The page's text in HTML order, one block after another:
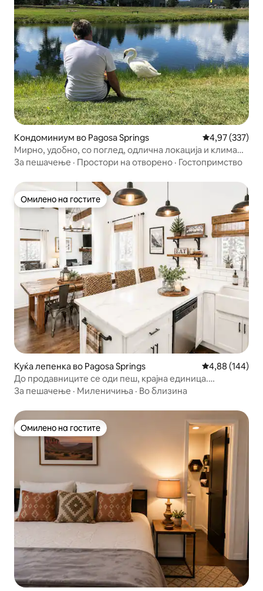
Кондоминиум во Pagosa Springs Просечна
4,97 (337)
Мирно, удобно, со поглед, одлична локација и клима
уред
За пешачење · Простори на отворено · Гостопримство
Омилено на гостите
Омилено на гостите
Куќа лепенка во Pagosa Springs Просечна
4,88 (144)
До продавниците се оди пеш, крајна единица.
Дозволени се миленичиња,
За пешачење · Миленичиња · Во близина
Омилено на гостите
Омилено на гостите